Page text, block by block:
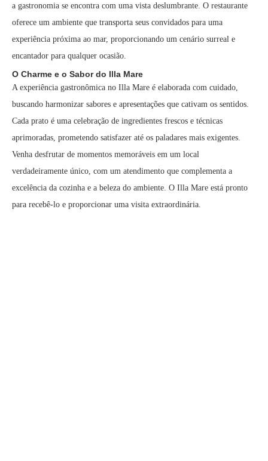
a gastronomia se encontra com uma vista deslumbrante. O restaurante
oferece um ambiente que transporta seus convidados para uma
experiência próxima ao mar, proporcionando um cenário surreal e
encantador para qualquer ocasião.
O Charme e o Sabor do Illa Mare
A experiência gastronômica no Illa Mare é elaborada com cuidado,
buscando harmonizar sabores e apresentações que cativam os sentidos.
Cada prato é uma celebração de ingredientes frescos e técnicas
aprimoradas, prometendo satisfazer até os paladares mais exigentes.
Venha desfrutar de momentos memoráveis em um local
verdadeiramente único, com um atendimento que complementa a
excelência da cozinha e a beleza do ambiente. O Illa Mare está pronto
para recebê-lo e proporcionar uma visita extraordinária.